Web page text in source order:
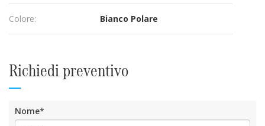
Colore: Bianco Polare
Richiedi preventivo
Nome*